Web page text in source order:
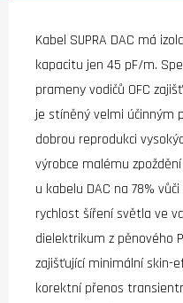
Kabel SUPRA DAC má
kapacitu jen 45 pF/m.
prameny vodičů OFC
je stíněný velmi účinným
dobrou reprodukci
výrobce malému
u kabelu DAC na 78%
rychlost šíření světla ve
dielektrikum z pěnového
zajišťující minimální skin-
korektní přenos